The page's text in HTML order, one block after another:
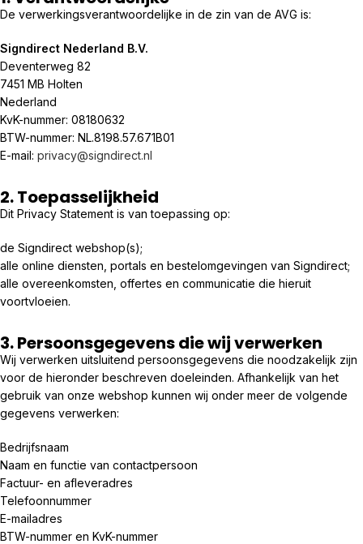
De verwerkingsverantwoordelijke in de zin van de AVG is:
Signdirect Nederland B.V.
Deventerweg 82
7451 MB Holten
Nederland
KvK-nummer: 08180632
BTW-nummer: NL.8198.57.671B01
E-mail: privacy@signdirect.nl
2. Toepasselijkheid
Dit Privacy Statement is van toepassing op:
de Signdirect webshop(s);
alle online diensten, portals en bestelomgevingen van Signdirect;
alle overeenkomsten, offertes en communicatie die hieruit
voortvloeien.
3. Persoonsgegevens die wij verwerken
Wij verwerken uitsluitend persoonsgegevens die noodzakelijk zijn
voor de hieronder beschreven doeleinden. Afhankelijk van het
gebruik van onze webshop kunnen wij onder meer de volgende
gegevens verwerken:
Bedrijfsnaam
Naam en functie van contactpersoon
Factuur- en afleveradres
Telefoonnummer
E-mailadres
BTW-nummer en KvK-nummer